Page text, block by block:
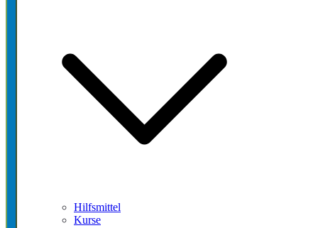
Hilfsmittel
Kurse